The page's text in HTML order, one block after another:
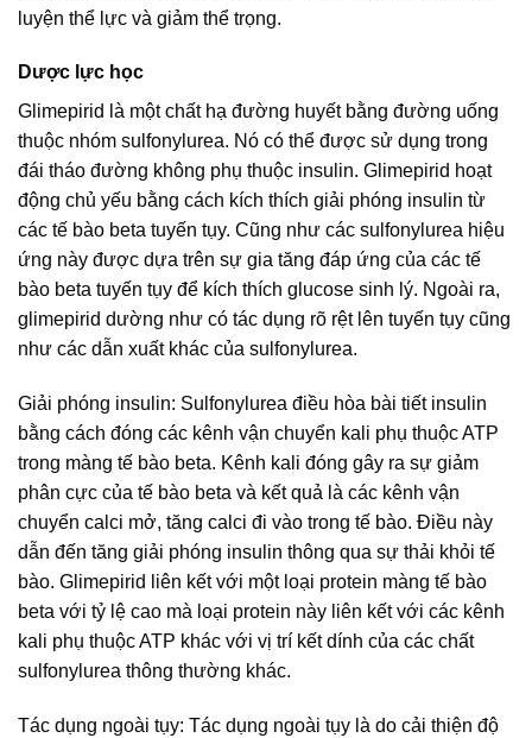
luyện thể lực và giảm thể trọng.
Dược lực học
Glimepirid là một chất hạ đường huyết bằng đường uống
thuộc nhóm sulfonylurea. Nó có thể được sử dụng trong
đái tháo đường không phụ thuộc insulin. Glimepirid hoạt
động chủ yếu bằng cách kích thích giải phóng insulin từ
các tế bào beta tuyến tụy. Cũng như các sulfonylurea hiệu
ứng này được dựa trên sự gia tăng đáp ứng của các tế
bào beta tuyến tụy để kích thích glucose sinh lý. Ngoài ra,
glimepirid dường như có tác dụng rõ rệt lên tuyến tụy cũng
như các dẫn xuất khác của sulfonylurea.
Giải phóng insulin: Sulfonylurea điều hòa bài tiết insulin
bằng cách đóng các kênh vận chuyển kali phụ thuộc ATP
trong màng tế bào beta. Kênh kali đóng gây ra sự giảm
phân cực của tế bào beta và kết quả là các kênh vận
chuyển calci mở, tăng calci đi vào trong tế bào. Điều này
dẫn đến tăng giải phóng insulin thông qua sự thải khỏi tế
bào. Glimepirid liên kết với một loại protein màng tế bào
beta với tỷ lệ cao mà loại protein này liên kết với các kênh
kali phụ thuộc ATP khác với vị trí kết dính của các chất
sulfonylurea thông thường khác.
Tác dụng ngoài tụy: Tác dụng ngoài tụy là do cải thiện độ